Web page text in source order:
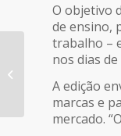
O objetivo
de ensino,
trabalho –
nos dias de
A edição
marcas e
mercado.
APP Cast, da APP
centésima edição